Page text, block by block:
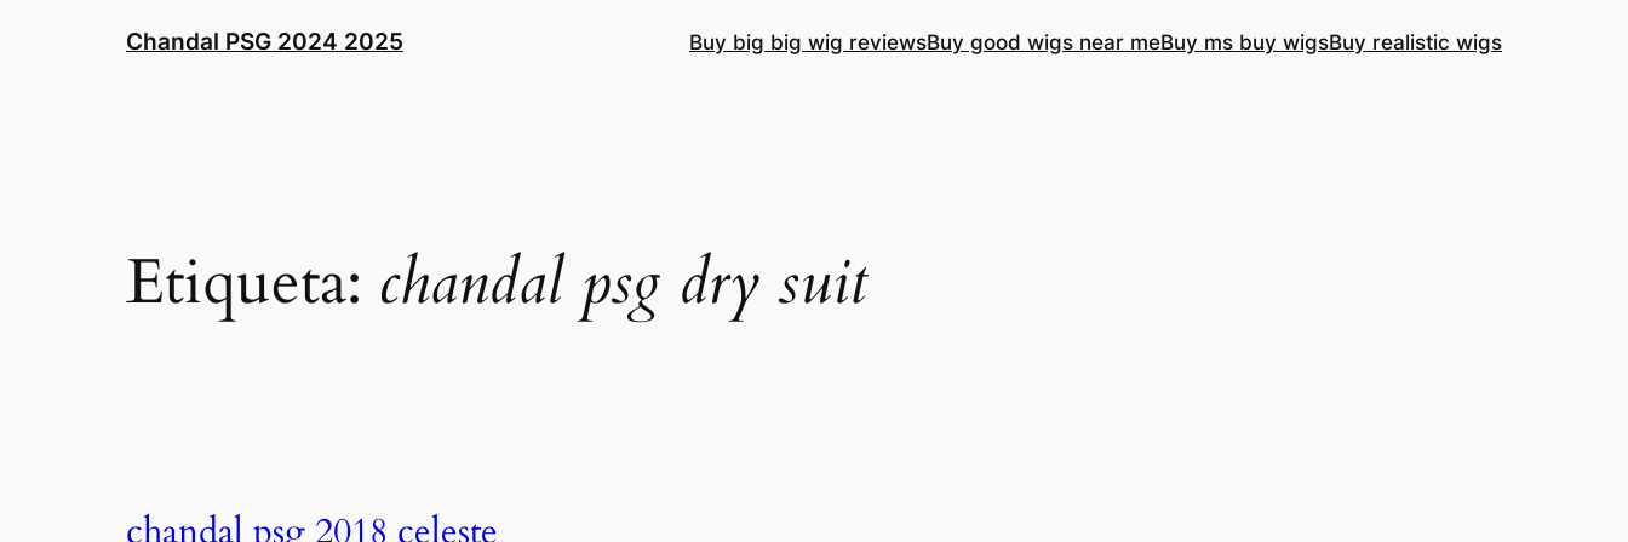
Chandal PSG 2024 2025 Buy big big wig reviewsBuy good wigs near meBuy ms buy wigsBuy realistic wigs
Etiqueta: chandal psg dry suit